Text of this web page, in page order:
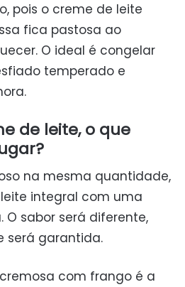
pois o creme de leite
fica pastosa ao
O ideal é congelar
temperado e
de leite, o que
na mesma quantidade,
integral com uma
sabor será diferente,
será garantida.
com frango é a